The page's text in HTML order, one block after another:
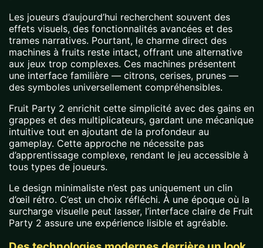
Les joueurs d’aujourd’hui recherchent souvent des
effets visuels, des fonctionnalités avancées et des
trames narratives. Pourtant, le charme direct des
machines à fruits reste intact, offrant une alternative
aux jeux trop complexes. Ces machines présentent
une interface familière — citrons, cerises, prunes —
des symboles universellement compréhensibles.
Fruit Party 2 enrichit cette simplicité avec des gains en
grappes et des multiplicateurs, gardant une mécanique
intuitive tout en ajoutant de la profondeur au
gameplay. Cette approche ne nécessite pas
d’apprentissage complexe, rendant le jeu accessible à
tous types de joueurs.
Le design minimaliste n’est pas uniquement un clin
d’œil rétro. C’est un choix réfléchi. À une époque où la
surcharge visuelle peut lasser, l’interface claire de Fruit
Party 2 assure une expérience lisible et agréable.